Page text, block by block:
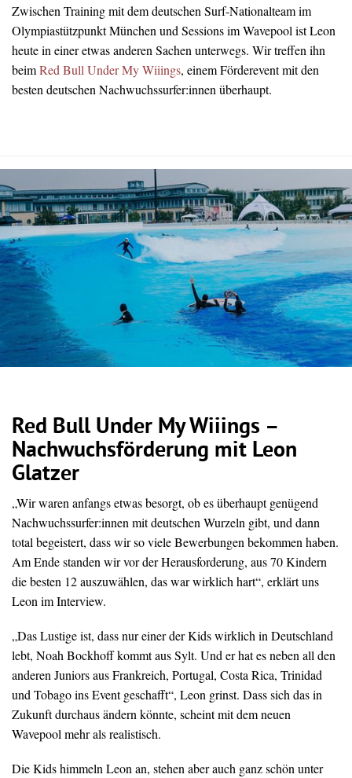
Zwischen Training mit dem deutschen Surf-Nationalteam im
Olympiastützpunkt München und Sessions im Wavepool ist Leon
heute in einer etwas anderen Sachen unterwegs. Wir treffen ihn
beimRed Bull Under My Wiiings, einem Förderevent mit den
besten deutschen Nachwuchssurfer:innen überhaupt.
Red Bull Under My Wiiings –
Nachwuchsförderung mit Leon
Glatzer
„Wir waren anfangs etwas besorgt, ob es überhaupt genügend
Nachwuchssurfer:innen mit deutschen Wurzeln gibt, und dann
total begeistert, dass wir so viele Bewerbungen bekommen haben.
Am Ende standen wir vor der Herausforderung, aus 70 Kindern
die besten 12 auszuwählen, das war wirklich hart“, erklärt uns
Leon im Interview.
„Das Lustige ist, dass nur einer der Kids wirklich in Deutschland
lebt, Noah Bockhoff kommt aus Sylt. Und er hat es neben all den
anderen Juniors aus Frankreich, Portugal, Costa Rica, Trinidad
und Tobago ins Event geschafft“, Leon grinst. Dass sich das in
Zukunft durchaus ändern könnte, scheint mit dem neuen
Wavepool mehr als realistisch.
Die Kids himmeln Leon an, stehen aber auch ganz schön unter